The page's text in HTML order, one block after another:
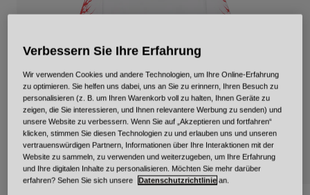
Ersatzteile
Alle Artikel anzeigen
Urban
BMX
Ersatzteile
Alle Artikel anzeigen
Verbessern Sie Ihre Erfahrung
Wir verwenden Cookies und andere Technologien, um Ihre Online-Erfahrung
zu optimieren. Sie helfen uns dabei, uns an Sie zu erinnern, Ihren Besuch zu
personalisieren (z. B. um Ihren Warenkorb voll zu halten, Ihnen Geräte zu
zeigen, die Sie interessieren, und Ihnen relevantere Werbung zu senden) und
unsere Website zu verbessern. Wenn Sie auf „Akzeptieren und fortfahren“
klicken, stimmen Sie diesen Technologien zu und erlauben uns und unseren
vertrauenswürdigen Partnern, Informationen über Ihre Interaktionen mit der
Website zu sammeln, zu verwenden und weiterzugeben, um Ihre Erfahrung
und Ihre digitalen Inhalte zu personalisieren. Möchten Sie mehr darüber
erfahren? Sehen Sie sich unsere
Datenschutzrichtlinie an.